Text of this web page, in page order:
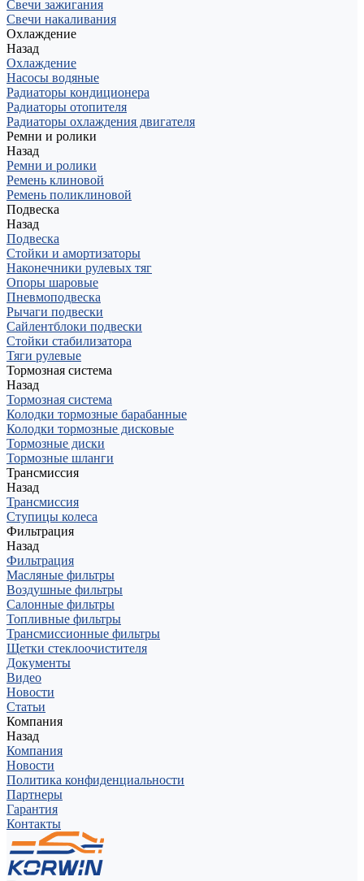
Свечи зажигания
Свечи накаливания
Охлаждение
Назад
Охлаждение
Насосы водяные
Радиаторы кондиционера
Радиаторы отопителя
Радиаторы охлаждения двигателя
Ремни и ролики
Назад
Ремни и ролики
Ремень клиновой
Ремень поликлиновой
Подвеска
Назад
Подвеска
Стойки и амортизаторы
Наконечники рулевых тяг
Опоры шаровые
Пневмоподвеска
Рычаги подвески
Сайлентблоки подвески
Стойки стабилизатора
Тяги рулевые
Тормозная система
Назад
Тормозная система
Колодки тормозные барабанные
Колодки тормозные дисковые
Тормозные диски
Тормозные шланги
Трансмиссия
Назад
Трансмиссия
Ступицы колеса
Фильтрация
Назад
Фильтрация
Масляные фильтры
Воздушные фильтры
Салонные фильтры
Топливные фильтры
Трансмиссионные фильтры
Щетки стеклоочистителя
Документы
Видео
Новости
Статьи
Компания
Назад
Компания
Новости
Политика конфиденциальности
Партнеры
Гарантия
Контакты